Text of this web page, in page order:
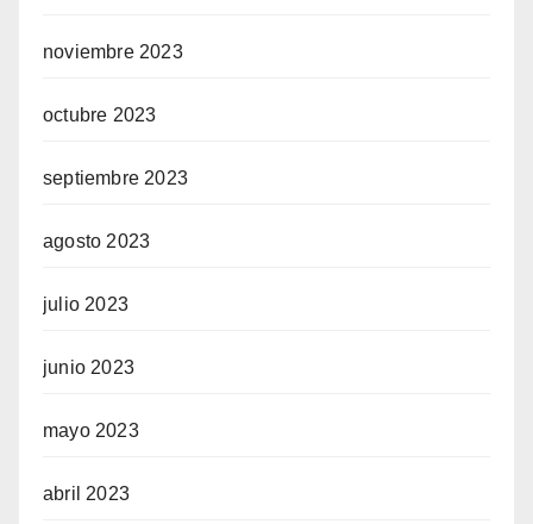
noviembre 2023
octubre 2023
septiembre 2023
agosto 2023
julio 2023
junio 2023
mayo 2023
abril 2023